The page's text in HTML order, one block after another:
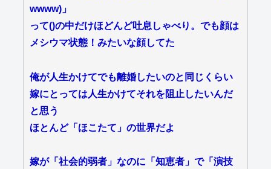
wwww)」
って()の中だけほどんど吐息しゃべり。でも顔は
メシウマ状態！みたいな顔してた
俺が人生かけてでも離婚したいのと同じくらい
嫁にとっては人生かけてそれを阻止したいんだ
と思う
ほとんど「ほこたて」の世界だよ
嫁が「社会的弱者」なのに「知恵者」で「演技